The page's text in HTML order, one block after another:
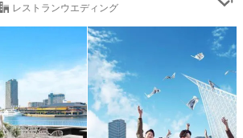
レストランウエディング